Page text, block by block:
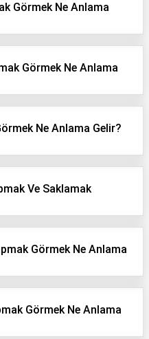
Görmek Ne Anlama
Görmek Ne Anlama
Ne Anlama Gelir?
Ve Saklamak
Görmek Ne Anlama
Görmek Ne Anlama